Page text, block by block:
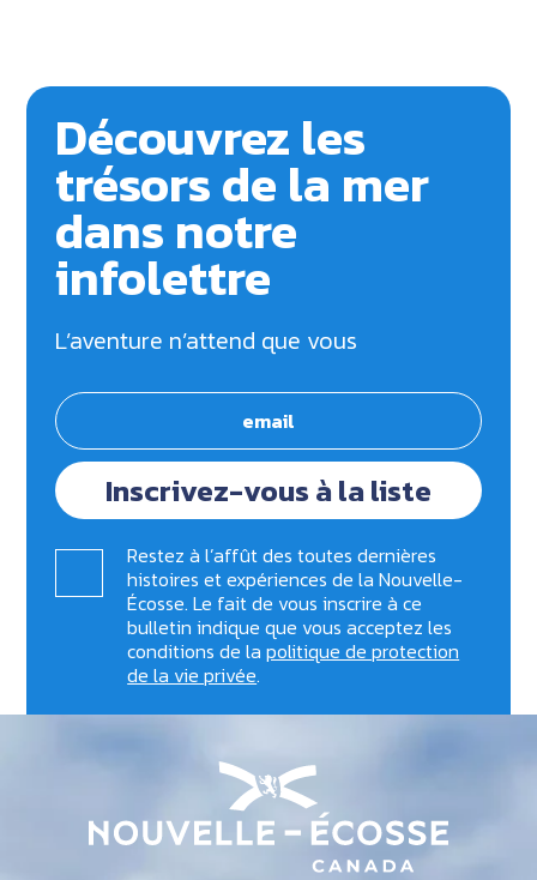
Découvrez les
trésors de la mer
dans notre
infolettre
L’aventure n’attend que vous
Inscrivez-vous à la liste
Restez à l’affût des toutes dernières
histoires et expériences de la Nouvelle-
Écosse. Le fait de vous inscrire à ce
bulletin indique que vous acceptez les
conditions de lapolitique de protection
de la vie privée.